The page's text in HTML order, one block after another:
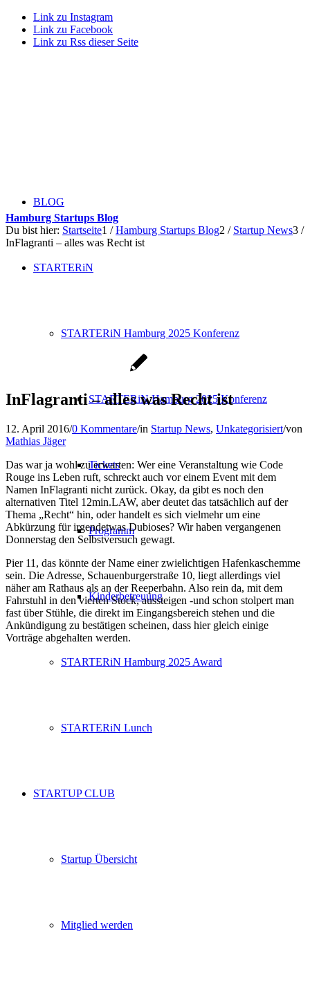
Link zu Instagram
Link zu Facebook
Link zu Rss dieser Seite
BLOG
STARTERiN
STARTERiN Hamburg 2025 Konferenz
STARTERiN Hamburg 2025 Konferenz
Tickets
Programm
Kinderbetreuung
STARTERiN Hamburg 2025 Award
STARTERiN Lunch
STARTUP CLUB
Startup Übersicht
Mitglied werden
Hamburg Startups Blog
Du bist hier: Startseite1 / Hamburg Startups Blog2 / Startup News3 /
InFlagranti – alles was Recht ist
InFlagranti – alles was Recht ist
12. April 2016/0 Kommentare/in Startup News, Unkategorisiert/von
Mathias Jäger
Das war ja wohl zu erwarten: Wer eine Veranstaltung wie Code
Rouge ins Leben ruft, schreckt auch vor einem Event mit dem
Namen InFlagranti nicht zurück. Okay, da gibt es noch den
alternativen Titel 12min.LAW, aber deutet das tatsächlich auf der
Thema „Recht“ hin, oder handelt es sich vielmehr um eine
Abkürzung für irgendetwas Dubioses? Wir haben vergangenen
Donnerstag den Selbstversuch gewagt.
Pier 11, das könnte der Name einer zwielichtigen Hafenkaschemme
sein. Die Adresse, Schauenburgerstraße 10, liegt allerdings viel
näher am Rathaus als an der Reeperbahn. Also rein da, mit dem
Fahrstuhl in den vierten Stock, aussteigen -und schon stolpert man
fast über Stühle, die direkt im Eingangsbereich stehen und die
Ankündigung zu bestätigen scheinen, dass hier gleich einige
Vorträge abgehalten werden.